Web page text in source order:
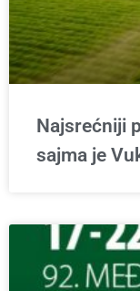
Najsrećniji
sajma je